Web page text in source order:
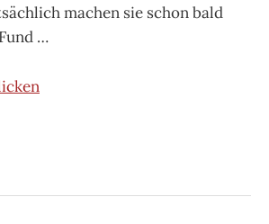
machen sie schon bald
…